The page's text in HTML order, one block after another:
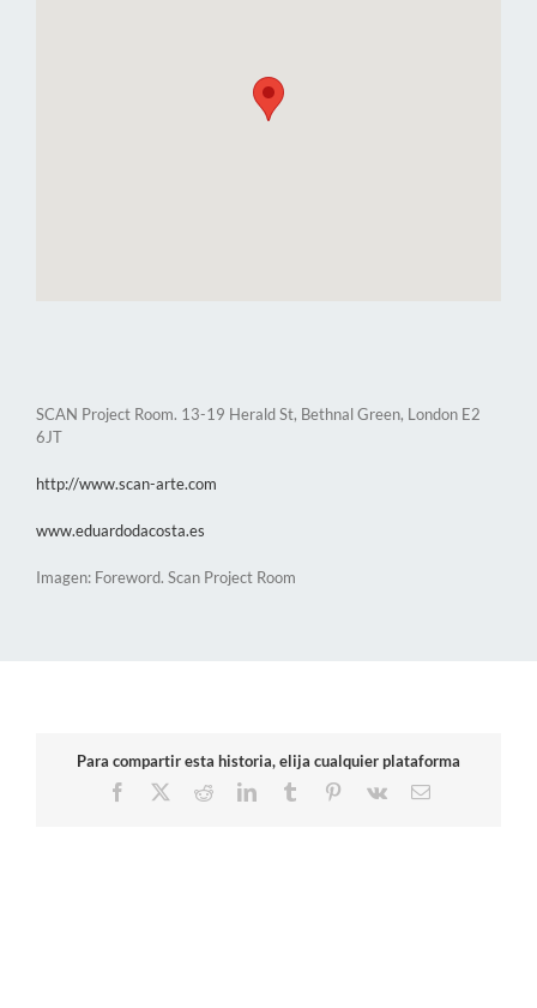
SCAN Project Room. 13-19 Herald St, Bethnal Green, London E2
6JT
http://www.scan-arte.com
www.eduardodacosta.es
Imagen: Foreword. Scan Project Room
Para compartir esta historia, elija cualquier plataforma
Facebook
RedditLinkedInTumblr Pinterest
Vk
Correo